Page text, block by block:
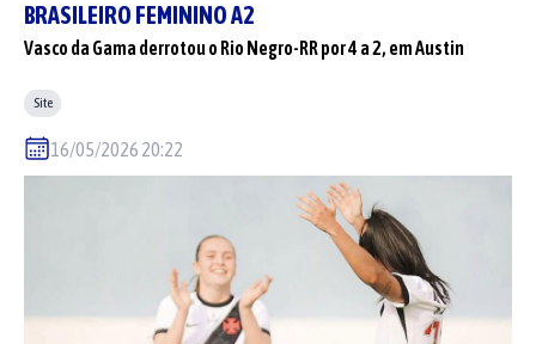
BRASILEIRO FEMININO A2
Vasco da Gama derrotou o Rio Negro-RR por 4 a 2, em Austin
Site
16/05/2026 20:22